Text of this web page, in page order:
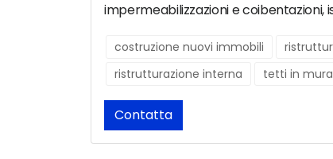
impermeabilizzazioni e
costruzione nuovi immobili
ristrutturazione interna
tetti in
Contatta